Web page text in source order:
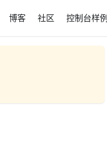
博客 社区 控制台样例